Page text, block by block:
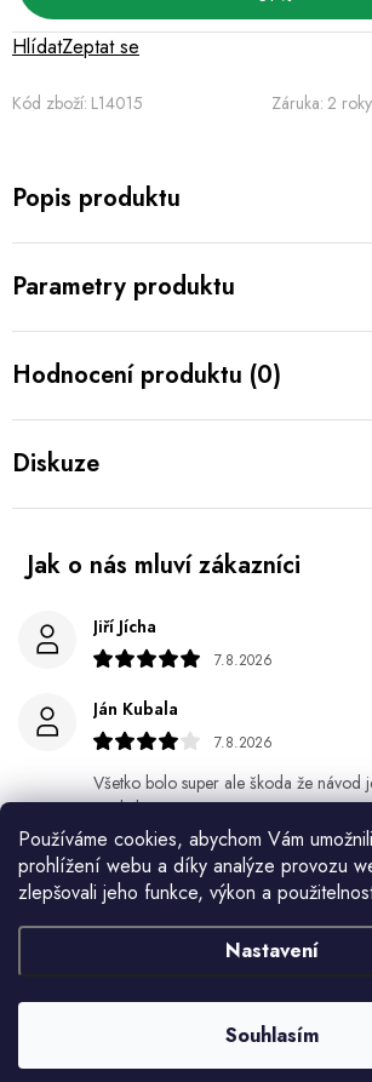
Používáme cookies, abychom Vám
prohlížení webu a díky analýze provozu
zlepšovali jeho funkce, výkon a
Nastavení
Souhlasím
Kód zboží: L14015 Záruka: 2 roky
Zeptat se
Hlídat
Popis produktu
Parametry produktu
Hodnocení produktu (0)
Diskuze
Jiří Jícha
7.8.2026
Ján Kubala
7.8.2026
Všetko bolo super ale škoda že návod
anglicky .
Gabriela Březinová Vágnerová
5.8.2026
Velmi rychlé odeslání. Spokojenost
5.8.2026
Je sice větší ale vypadá dobře